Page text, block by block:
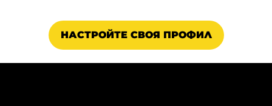
НАСТРОЙТЕ СВОЯ ПРОФИЛ